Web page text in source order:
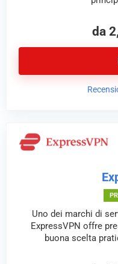
da
Uno dei marchi di
ExpressVPN offre
buona scelta